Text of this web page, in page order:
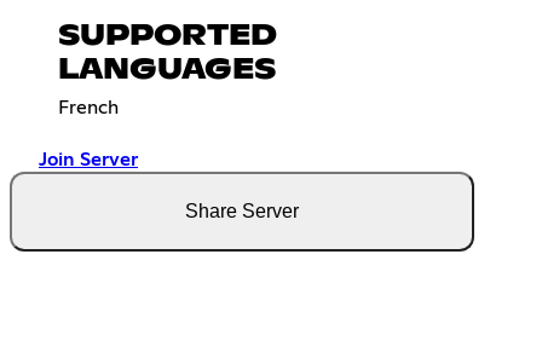
SUPPORTED
LANGUAGES
French
Join Server
Share Server